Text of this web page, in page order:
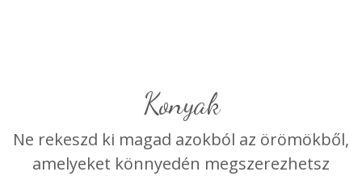
konyak
Ne rekeszd ki magad azokból az örömökből,
amelyeket könnyedén megszerezhetsz